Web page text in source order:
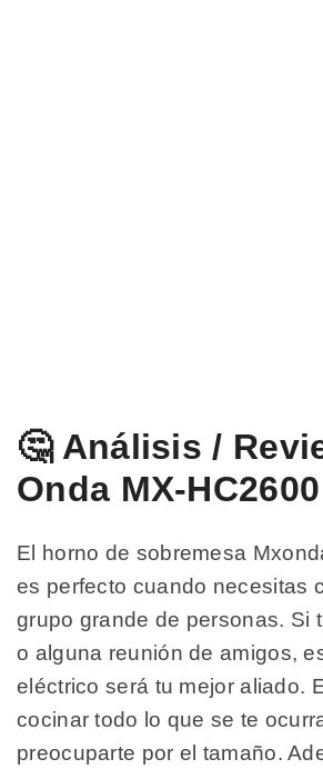
🤔 Análisis /
Onda MX-HC2600
El horno de sobremesa
es perfecto cuando necesitas
grupo grande de personas. Si
o alguna reunión de amigos,
eléctrico será tu mejor aliado.
cocinar todo lo que se te
preocuparte por el tamaño.